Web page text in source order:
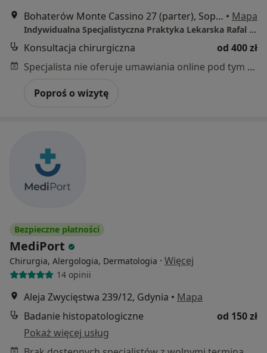
Bohaterów Monte Cassino 27 (parter), Sopot • Mapa
Indywidualna Specjalistyczna Praktyka Lekarska Rafal Victor Szymasiuk
Konsultacja chirurgiczna
od 400 zł
Specjalista nie oferuje umawiania online pod tym adresem.
Poproś o wizytę
Bezpieczne płatności
MediPort
Chirurgia, Alergologia, Dermatologia · Więcej
14 opinii
Aleja Zwycięstwa 239/12, Gdynia • Mapa
Badanie histopatologiczne
od 150 zł
Pokaż więcej usług